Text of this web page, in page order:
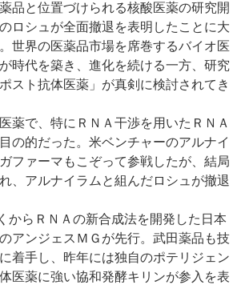
品と位置づけられる核酸医薬の研究開
ロシュが全面撤退を表明したことに大
世界の医薬品市場を席巻するバイオ医
時代を築き、進化を続ける一方、研究
スト抗体医薬」が真剣に検討されてき
薬で、特にＲＮＡ干渉を用いたＲＮＡ
の的だった。米ベンチャーのアルナイ
ファーマもこぞって参戦したが、結局
、アルナイラムと組んだロシュが撤退
からＲＮＡの新合成法を開発した日本
アンジェスＭＧが先行。武田薬品も技
着手し、昨年には独自のポテリジェン
医薬に強い協和発酵キリンが参入を表